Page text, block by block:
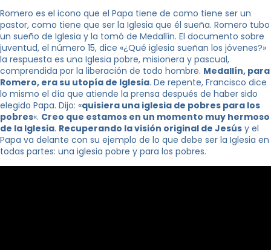
Romero es el icono que el Papa tiene de como tiene ser un
pastor, como tiene que ser la Iglesia que él sueña. Romero tubo
un sueño de Iglesia y la tomó de Medallín. El documento sobre
juventud, el número 15, dice «¿Qué iglesia sueñan los jóvenes?»
la respuesta es una Iglesia pobre, misionera y pascual,
comprendida por la liberación de todo hombre. Medallín, para
Romero, era su utopía de Iglesia. De repente, Francisco dice
lo mismo el día que atiende la prensa después de haber sido
elegido Papa. Dijo: «quisiera una iglesia de pobres para los
pobres«. Creo que estamos en un momento muy hermoso
de la Iglesia. Recuperando la visión original de Jesús y el
Papa va delante con su ejemplo de lo que debe ser la Iglesia en
todas partes: una iglesia pobre y para los pobres.